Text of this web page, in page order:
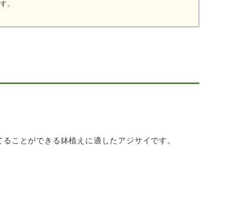
。
ことができる鉢植えに適したアジサイです。